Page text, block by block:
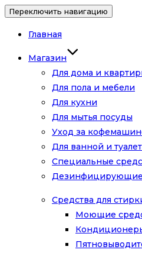
Переключить навигацию
Главная
Магазин
Для дома и
Для пола и мебели
Для кухни
Для мытья посуды
Уход за
Для ванной и
Специальные
Дезинфицирующие
Средства для
Моющие